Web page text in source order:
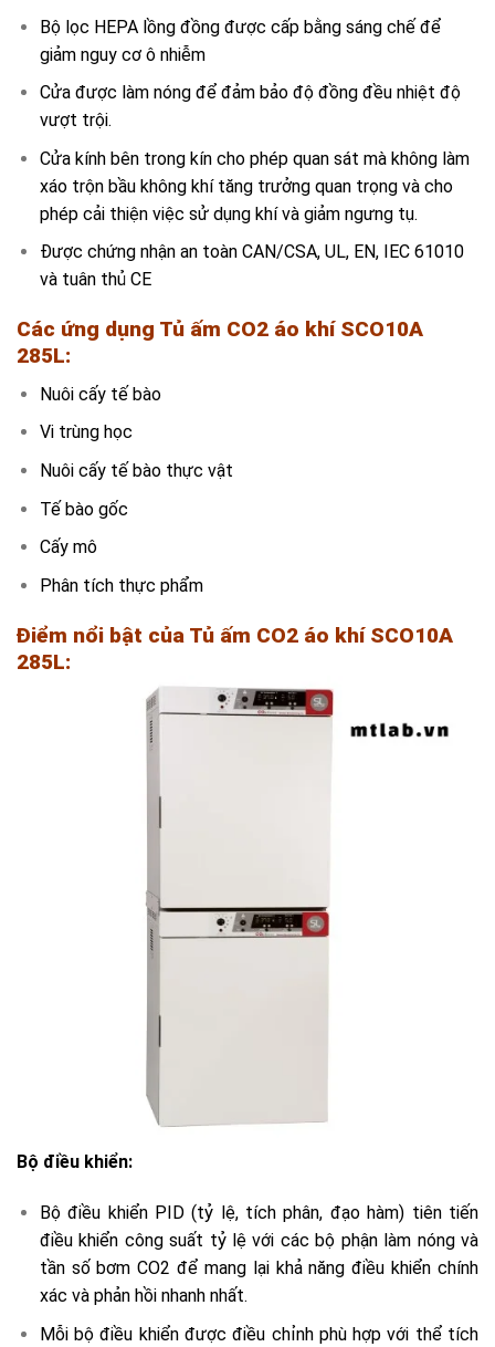
Bộ lọc HEPA lồng đồng được cấp bằng sáng chế để
giảm nguy cơ ô nhiễm
Cửa được làm nóng để đảm bảo độ đồng đều nhiệt độ
vượt trội.
Cửa kính bên trong kín cho phép quan sát mà không làm
xáo trộn bầu không khí tăng trưởng quan trọng và cho
phép cải thiện việc sử dụng khí và giảm ngưng tụ.
Được chứng nhận an toàn CAN/CSA, UL, EN, IEC 61010
và tuân thủ CE
Các ứng dụng Tủ ấm CO2 áo khí SCO10A
285L:
Nuôi cấy tế bào
Vi trùng học
Nuôi cấy tế bào thực vật
Tế bào gốc
Cấy mô
Phân tích thực phẩm
Điểm nổi bật của Tủ ấm CO2 áo khí SCO10A
285L:
Bộ điều khiển:
Bộ điều khiển PID (tỷ lệ, tích phân, đạo hàm) tiên tiến
điều khiển công suất tỷ lệ với các bộ phận làm nóng và
tần số bơm CO2 để mang lại khả năng điều khiển chính
xác và phản hồi nhanh nhất.
Mỗi bộ điều khiển được điều chỉnh phù hợp với thể tích